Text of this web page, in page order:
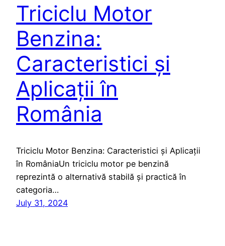
Triciclu Motor
Benzina:
Caracteristici și
Aplicații în
România
Triciclu Motor Benzina: Caracteristici și Aplicații
în RomâniaUn triciclu motor pe benzină
reprezintă o alternativă stabilă și practică în
categoria…
July 31, 2024